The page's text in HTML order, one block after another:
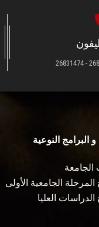
و البرامج النوعية
الجامعة
المرحلة الجامعية الأولى
الدراسات العليا